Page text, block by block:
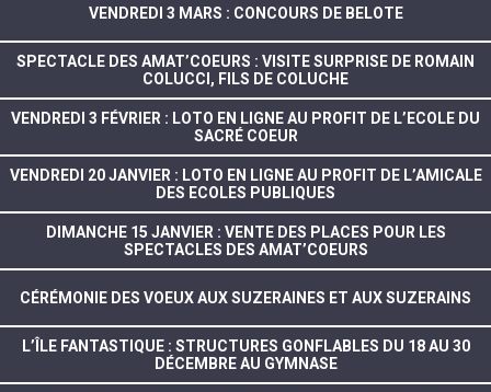
VENDREDI 3 MARS : CONCOURS DE BELOTE
SPECTACLE DES AMAT’COEURS : VISITE SURPRISE DE ROMAIN
COLUCCI, FILS DE COLUCHE
VENDREDI 3 FÉVRIER : LOTO EN LIGNE AU PROFIT DE L’ECOLE DU
SACRÉ COEUR
VENDREDI 20 JANVIER : LOTO EN LIGNE AU PROFIT DE L’AMICALE
DES ECOLES PUBLIQUES
DIMANCHE 15 JANVIER : VENTE DES PLACES POUR LES
SPECTACLES DES AMAT’COEURS
CÉRÉMONIE DES VOEUX AUX SUZERAINES ET AUX SUZERAINS
L’ÎLE FANTASTIQUE : STRUCTURES GONFLABLES DU 18 AU 30
DÉCEMBRE AU GYMNASE